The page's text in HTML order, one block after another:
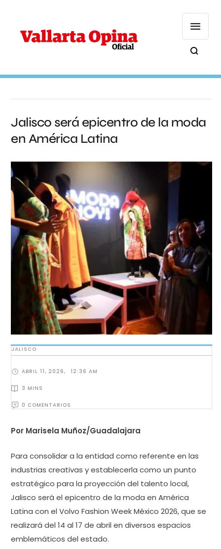
Jalisco será epicentro de la moda
en América Latina
JALISCO
ABRIL 11, 2026, 12:36 AM
3 MINS
0 COMENTARIOS
Por Marisela Muñoz/Guadalajara
Para consolidar a la entidad como referente en las
industrias creativas y establecerla como un punto
estratégico para la proyección del talento local,
Jalisco será el epicentro de la moda en América
Latina con el Volvo Fashion Week México 2026, que se
realizará del 14 al 17 de abril en diversos espacios
emblemáticos del estado.